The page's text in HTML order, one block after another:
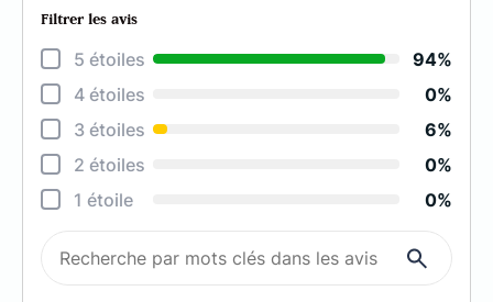
Filtrer les avis
5 étoiles
94%
4 étoiles
0%
3 étoiles
6%
2 étoiles
0%
1 étoile
0%